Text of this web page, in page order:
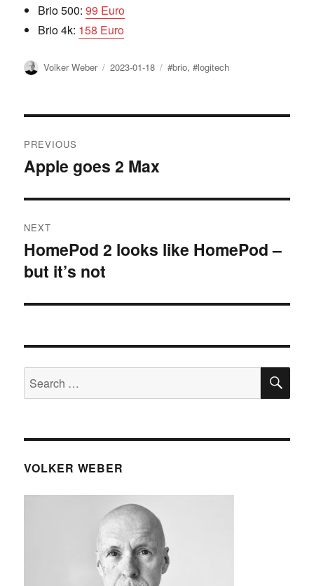
Brio 500:99 Euro
Brio 4k: 158 Euro
Author
Volker Weber
Posted
2023-01-18 Tags
#brio,#logitech
navigation
PREVIOUS
Previous
Apple goes 2 Max
NEXT
Next
post:
HomePod 2 looks like HomePod –
but it’s not
Search
for:
VOLKER WEBER